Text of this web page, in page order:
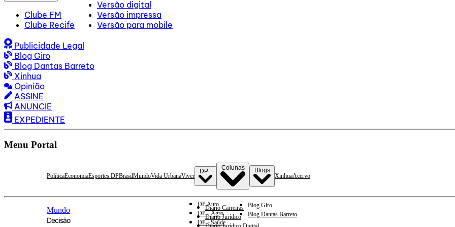
Clube FM
Clube Recife
Versão digital
Versão impressa
Versão para mobile
Publicidade Legal
Blog Giro
Blog Dantas Barreto
Xinhua
Opinião
ASSINE
ANUNCIE
EXPEDIENTE
Menu Portal
PolíticaEconomiaEsportes DPBrasilMundoVida UrbanaViver
DP+
DP Auto
DP +Agro
DP +Saúde
Colunas
Diario Carreiras
Diario Jurídico
Blogs
Blog Giro
Blog Dantas Barreto
XinhuaAcervo
Mundo
Decisão